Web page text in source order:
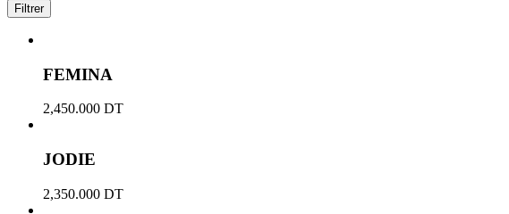
Filtrer
FEMINA
2,450.000 DT
JODIE
2,350.000 DT